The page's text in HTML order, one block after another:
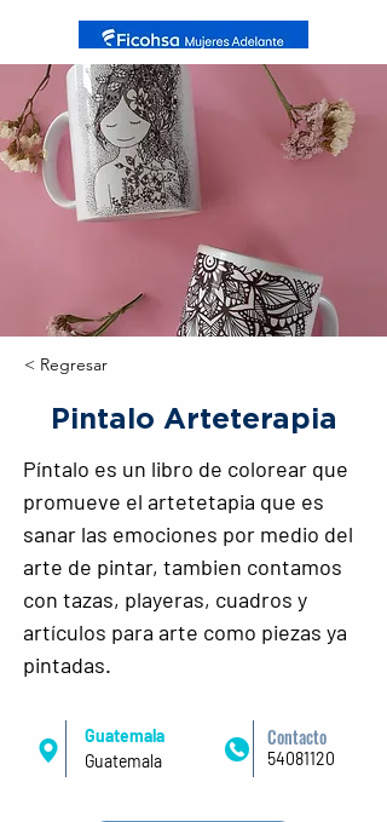
< Regresar
Pintalo Arteterapia
Píntalo es un libro de colorear que
promueve el artetetapia que es
sanar las emociones por medio del
arte de pintar, tambien contamos
con tazas, playeras, cuadros y
artículos para arte como piezas ya
pintadas.
Guatemala
Guatemala
54081120
Contacto